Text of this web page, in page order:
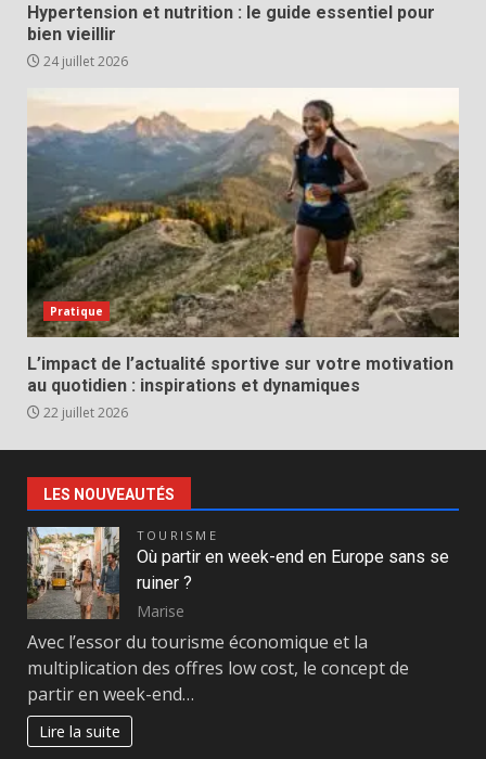
Hypertension et nutrition : le guide essentiel pour
bien vieillir
24 juillet 2026
Pratique
L’impact de l’actualité sportive sur votre motivation
au quotidien : inspirations et dynamiques
22 juillet 2026
LES NOUVEAUTÉS
TOURISME
Où partir en week-end en Europe sans se
ruiner ?
Marise
Avec l’essor du tourisme économique et la
multiplication des offres low cost, le concept de
partir en week-end…
Lire la suite